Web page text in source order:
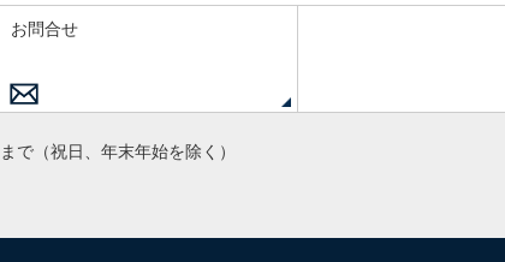
お問合せ
で （祝日、年末年始を除く）